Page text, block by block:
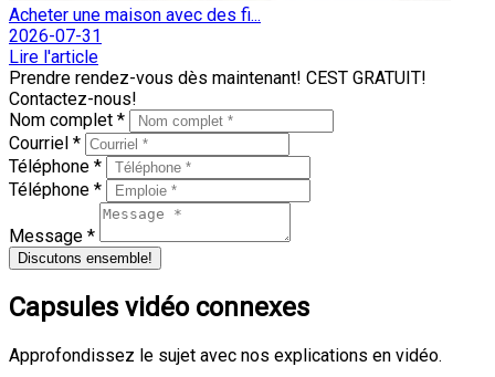
Acheter une maison avec des fi...
2026-07-31
Lire l'article
Prendre rendez-vous dès maintenant! CEST GRATUIT!
Contactez-nous!
Nom complet *
Courriel *
Téléphone *
Téléphone *
Message *
Discutons ensemble!
Capsules vidéo connexes
Approfondissez le sujet avec nos explications en vidéo.